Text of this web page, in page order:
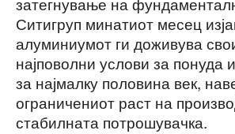
Ситигруп минатиот месец
алуминиумот ги доживува
најповолни услови за понуда
за најмалку половина век,
ограничениот раст на
стабилната потрошувачка.